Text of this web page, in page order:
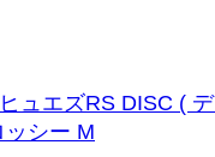
ュエズRS DISC (
ッシー M